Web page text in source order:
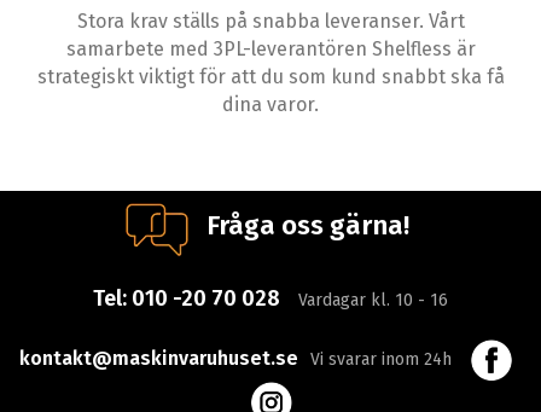
Stora krav ställs på snabba leveranser. Vårt
samarbete med 3PL-leverantören Shelfless är
strategiskt viktigt för att du som kund snabbt ska få
dina varor.
Fråga oss gärna!
Tel: 010 -20 70 028 Vardagar kl. 10 - 16
kontakt@maskinvaruhuset.se Vi svarar inom 24h